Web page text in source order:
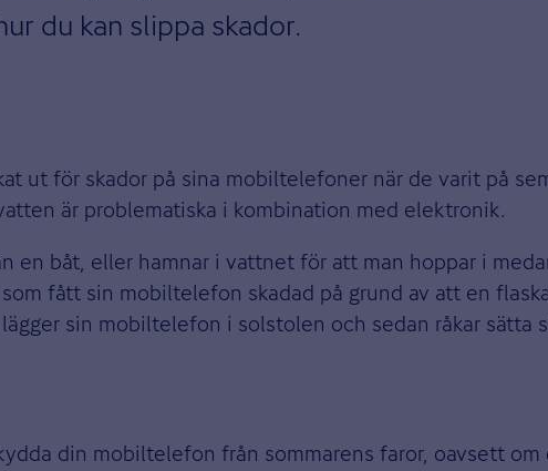
du kan slippa skador.
ut för skador på sina mobiltelefoner när de varit på
är problematiska i kombination med elektronik.
en båt, eller hamnar i vattnet för att man hoppar i
fått sin mobiltelefon skadad på grund av att en
sin mobiltelefon i solstolen och sedan råkar sätta
din mobiltelefon från sommarens faror, oavsett